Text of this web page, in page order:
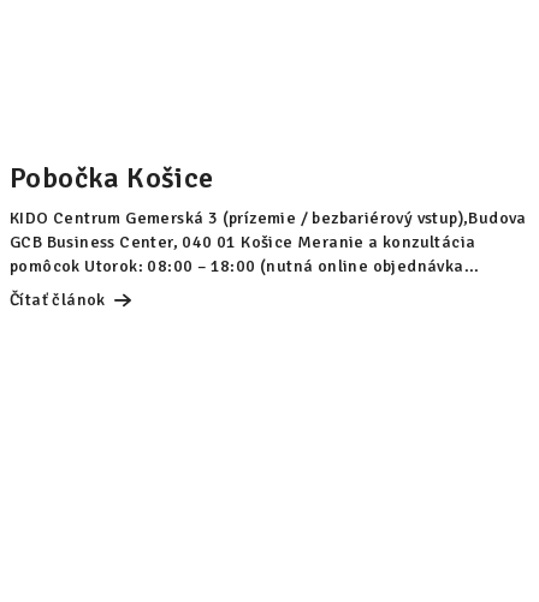
Pobočka Košice
KIDO Centrum Gemerská 3 (prízemie / bezbariérový vstup),Budova
GCB Business Center, 040 01 Košice Meranie a konzultácia
pomôcok Utorok: 08:00 – 18:00 (nutná online objednávka...
Čítať článok